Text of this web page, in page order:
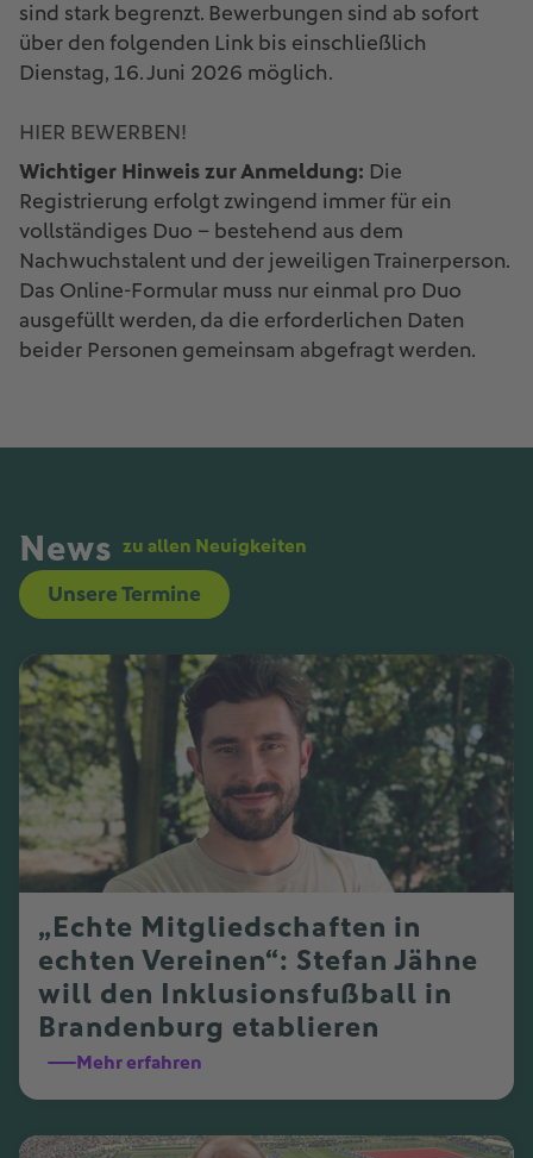
sind stark begrenzt. Bewerbungen sind ab sofort
über den folgenden Link bis einschließlich
Dienstag, 16. Juni 2026 möglich.
HIER BEWERBEN!
Wichtiger Hinweis zur Anmeldung: Die
Registrierung erfolgt zwingend immer für ein
vollständiges Duo – bestehend aus dem
Nachwuchstalent und der jeweiligen Trainerperson.
Das Online-Formular muss nur einmal pro Duo
ausgefüllt werden, da die erforderlichen Daten
beider Personen gemeinsam abgefragt werden.
News zu allen Neuigkeiten
Unsere Termine
„Echte Mitgliedschaften in
echten Vereinen“: Stefan Jähne
will den Inklusionsfußball in
Brandenburg etablieren
Mehr erfahren